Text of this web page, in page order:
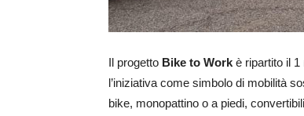
Il progetto Bike to Work è ripartito il
l’iniziativa come simbolo di mobilità
bike, monopattino o a piedi,